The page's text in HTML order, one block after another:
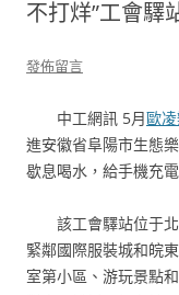
不打烊”工會驛
發佈留言
中工網訊 5月歐
進安徽省阜陽市生態
歇息喝水，給手機充電
該工會驛站位于
緊鄰國際服裝城和皖
室第小區、游玩景點